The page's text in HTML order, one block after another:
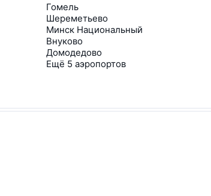
Гомель
Шереметьево
Минск Национальный
Внуково
Домодедово
Ещё 5 аэропортов